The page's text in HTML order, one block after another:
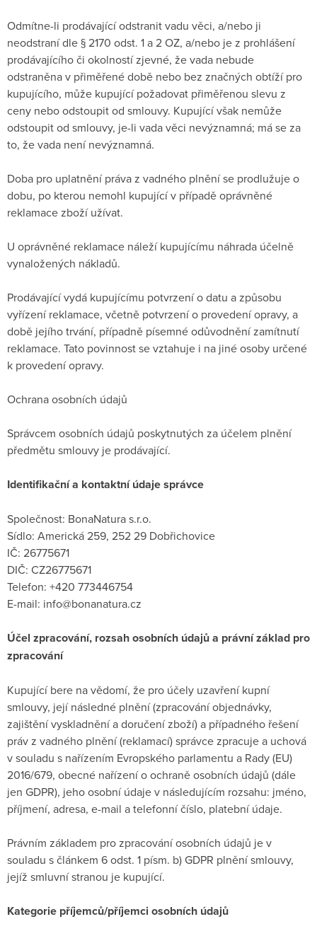
Odmítne-li prodávající odstranit vadu věci, a/nebo ji
neodstraní dle § 2170 odst. 1 a 2 OZ, a/nebo je z prohlášení
prodávajícího či okolností zjevné, že vada nebude
odstraněna v přiměřené době nebo bez značných obtíží pro
kupujícího, může kupující požadovat přiměřenou slevu z
ceny nebo odstoupit od smlouvy. Kupující však nemůže
odstoupit od smlouvy, je-li vada věci nevýznamná; má se za
to, že vada není nevýznamná.
Doba pro uplatnění práva z vadného plnění se prodlužuje o
dobu, po kterou nemohl kupující v případě oprávněné
reklamace zboží užívat.
U oprávněné reklamace náleží kupujícímu náhrada účelně
vynaložených nákladů.
Prodávající vydá kupujícímu potvrzení o datu a způsobu
vyřízení reklamace, včetně potvrzení o provedení opravy, a
době jejího trvání, případně písemné odůvodnění zamítnutí
reklamace. Tato povinnost se vztahuje i na jiné osoby určené
k provedení opravy.
Ochrana osobních údajů
Správcem osobních údajů poskytnutých za účelem plnění
předmětu smlouvy je prodávající.
Identifikační a kontaktní údaje správce
Společnost: BonaNatura s.r.o.
Sídlo: Americká 259, 252 29 Dobřichovice
IČ: 26775671
DIČ: CZ26775671
Telefon: +420 773446754
E-mail: info@bonanatura.cz
Účel zpracování, rozsah osobních údajů a právní základ pro
zpracování
Kupující bere na vědomí, že pro účely uzavření kupní
smlouvy, její následné plnění (zpracování objednávky,
zajištění vyskladnění a doručení zboží) a případného řešení
práv z vadného plnění (reklamací) správce zpracuje a uchová
v souladu s nařízením Evropského parlamentu a Rady (EU)
2016/679, obecné nařízení o ochraně osobních údajů (dále
jen GDPR), jeho osobní údaje v následujícím rozsahu: jméno,
příjmení, adresa, e-mail a telefonní číslo, platební údaje.
Právním základem pro zpracování osobních údajů je v
souladu s článkem 6 odst. 1 písm. b) GDPR plnění smlouvy,
jejíž smluvní stranou je kupující.
Kategorie příjemců/příjemci osobních údajů